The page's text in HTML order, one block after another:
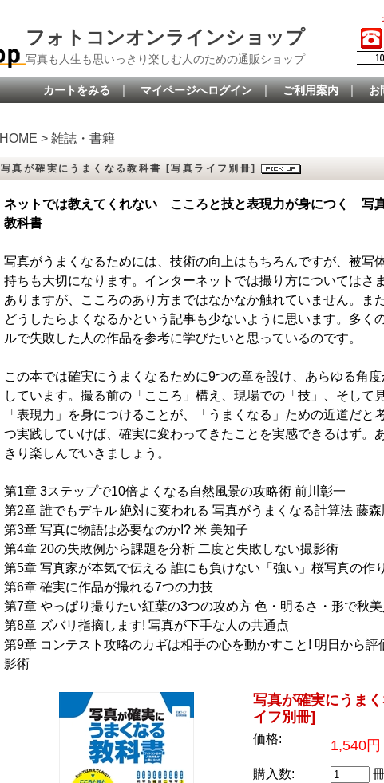
フォトコンオンラインショップ
写真も人生も思いっきり楽しむ人のための通販ショップ
カートをみる ｜ マイページへログイン ｜ ご利用案内 ｜ お
HOME > 雑誌・書籍
写真が確実にうまくなる教科書 [写真ライフ別冊]
ネットでは教えてくれない こころと技と表現力が身につく 写
教科書
写真がうまくなるためには、技術の向上はもちろんですが、被写
持ちも大切になります。インターネットでは撮り方についてはさ
ありますが、こころのあり方まではなかなか触れていません。ま
どうしたらよくなるかという記事も少ないように思います。多く
ルで失敗した人の作品を参考に学びたいと思っているのです。
この本では確実にうまくなるために9つの章を設け、あらゆる角
しています。撮る前の「こころ」構え、現場での「技」、そして
「表現力」を身につけることが、「うまくなる」ための近道だと
つ実践していけば、確実に変わってきたことを実感できるはず。
きり楽しんでいきましょう。
第1章 3ステップで10倍よくなる自然風景の攻略術 前川彰一
第2章 誰でもデキル 絶対に変われる 写真がうまくなる計算法 藤森
第3章 写真に物語は必要なのか!? 米 美知子
第4章 20の失敗例から課題を分析 二度と失敗しない撮影術
第5章 写真家が本気で伝える 誰にも負けない「強い」桜写真の作
第6章 確実に作品が撮れる7つの力技
第7章 やっぱり撮りたい紅葉の3つの攻め方 色・明るさ・形で秋
第8章 ズバリ指摘します! 写真が下手な人の共通点
第9章 コンテスト攻略のカギは相手の心を動かすこと! 明日から評
影術
写真が確実にうま
イフ別冊]
価格: 1,540円
購入数: